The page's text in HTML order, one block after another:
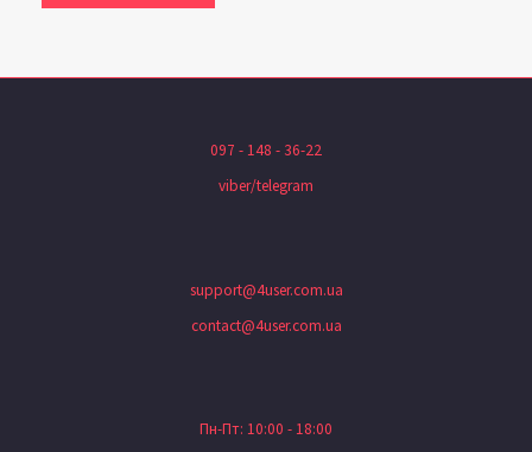
097 - 148 - 36-22
viber/telegram
support@4user.com.ua
contact@4user.com.ua
Пн-Пт: 10:00 - 18:00